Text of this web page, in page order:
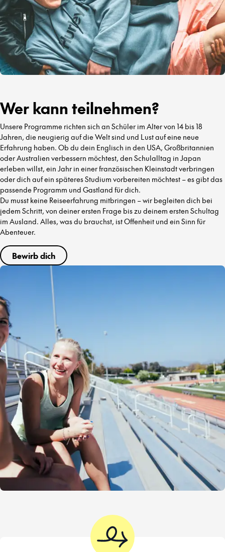
Wer kann teilnehmen?
Unsere Programme richten sich an Schüler im Alter von 14 bis 18
Jahren, die neugierig auf die Welt sind und Lust auf eine neue
Erfahrung haben. Ob du dein Englisch in den USA, Großbritannien
oder Australien verbessern möchtest, den Schulalltag in Japan
erleben willst, ein Jahr in einer französischen Kleinstadt verbringen
oder dich auf ein späteres Studium vorbereiten möchtest – es gibt das
passende Programm und Gastland für dich.
Du musst keine Reiseerfahrung mitbringen – wir begleiten dich bei
jedem Schritt, von deiner ersten Frage bis zu deinem ersten Schultag
im Ausland. Alles, was du brauchst, ist Offenheit und ein Sinn für
Abenteuer.
Bewirb dich